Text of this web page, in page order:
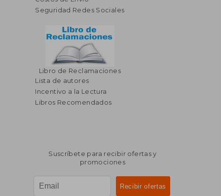
Seguridad Redes Sociales
Libro de Reclamaciones
Lista de autores
Incentivo a la Lectura
Libros Recomendados
Suscríbete para recibir ofertas y
promociones